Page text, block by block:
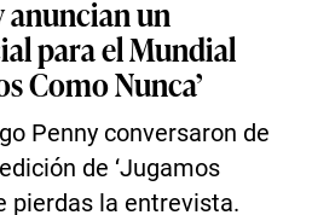
anuncian un
para el Mundial
Como Nunca’
Penny conversaron de
de ‘Jugamos
pierdas la entrevista.